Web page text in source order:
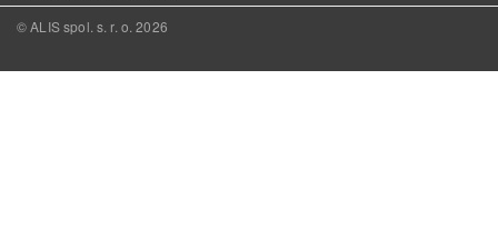
© ALIS spol. s. r. o.2026